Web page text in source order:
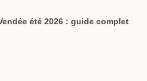
été 2026 : guide complet